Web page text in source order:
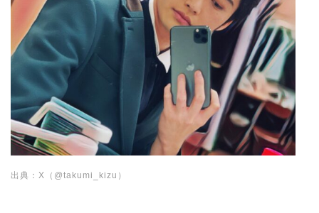
出典：X（@takumi_kizu）